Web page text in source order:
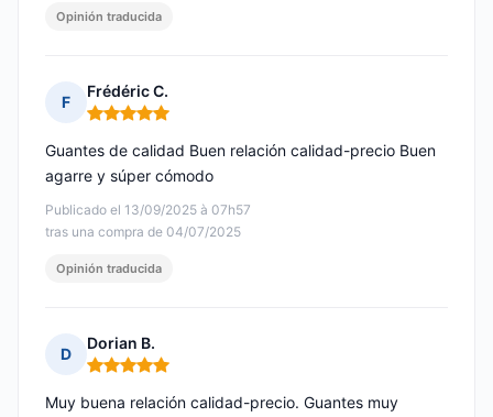
Opinión traducida
F
Frédéric C.
Nota: 5 de 5
Publicado el 13/09/2025 à 07h57
tras una compra de 04/07/2025
Guantes de calidad Buen relación calidad-precio Buen
agarre y súper cómodo
Opinión traducida
D
Dorian B.
Nota: 5 de 5
Muy buena relación calidad-precio. Guantes muy